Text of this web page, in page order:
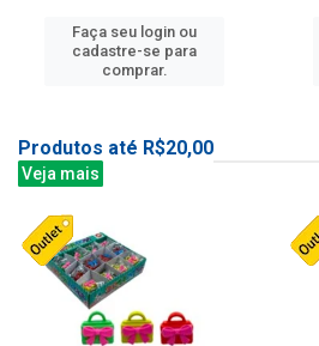
Faça seu login ou
cadastre-se para
comprar.
Produtos até R$20,00
Veja mais